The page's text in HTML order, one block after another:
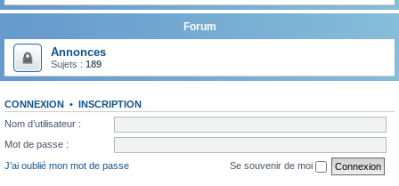
Forum
Annonces
Sujets : 189
CONNEXION • INSCRIPTION
Nom d’utilisateur :
Mot de passe :
J’ai oublié mon mot de passe
Se souvenir de moi